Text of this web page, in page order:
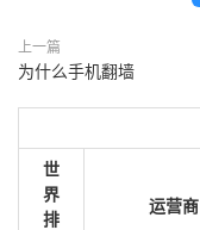
上一篇
为什么手机翻墙
世
界
排
运营商